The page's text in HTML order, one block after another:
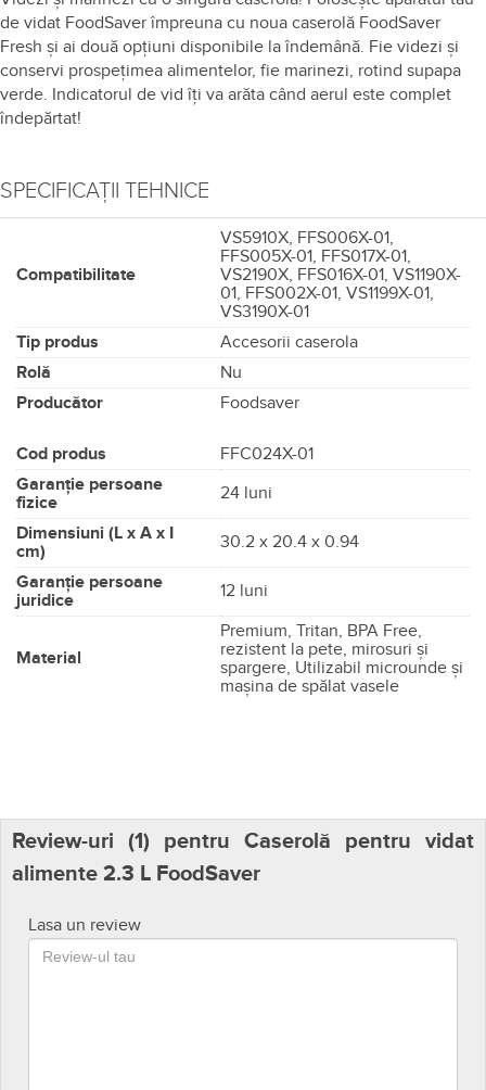
de vidat FoodSaver împreuna cu noua caserolă FoodSaver
Fresh și ai două opțiuni disponibile la îndemână. Fie videzi și
conservi prospețimea alimentelor, fie marinezi, rotind supapa
verde. Indicatorul de vid îți va arăta când aerul este complet
îndepărtat!
SPECIFICAȚII TEHNICE
Compatibilitate
VS5910X, FFS006X-01,
FFS005X-01, FFS017X-01,
VS2190X, FFS016X-01, VS1190X-
01, FFS002X-01, VS1199X-01,
VS3190X-01
Tip produs
Accesorii caserola
Rolă
Nu
Producător
Foodsaver
Cod produs
FFC024X-01
Garanție persoane
fizice
24 luni
Dimensiuni (L x A x I
cm)
30.2 x 20.4 x 0.94
Garanție persoane
juridice
12 luni
Material
Premium, Tritan, BPA Free,
rezistent la pete, mirosuri și
spargere, Utilizabil microunde și
mașina de spălat vasele
Review-uri (1) pentru Caserolă pentru vidat
alimente 2.3 L FoodSaver
Lasa un review